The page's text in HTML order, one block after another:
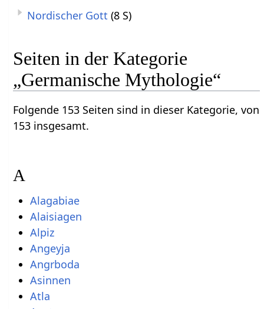
Nordischer Gott (8 S)
Seiten in der Kategorie
„Germanische Mythologie“
Folgende 153 Seiten sind in dieser Kategorie, von
153 insgesamt.
A
Alagabiae
Alaisiagen
Alpiz
Angeyja
Angrboda
Asinnen
Atla